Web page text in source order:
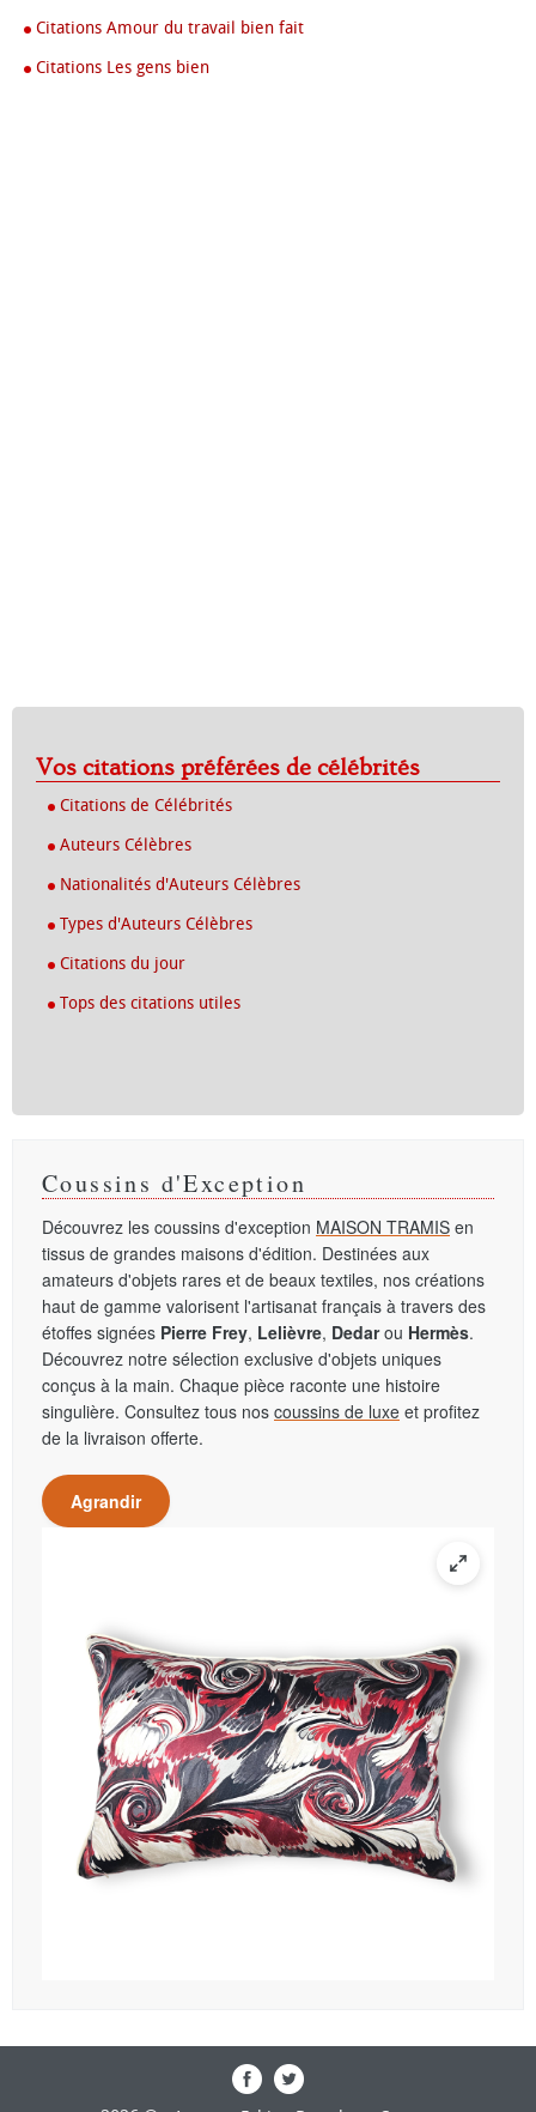
Citations Amour du travail bien fait
Citations Les gens bien
Vos citations préférées de célébrités
Citations de Célébrités
Auteurs Célèbres
Nationalités d'Auteurs Célèbres
Types d'Auteurs Célèbres
Citations du jour
Tops des citations utiles
Coussins d'Exception
Découvrez les coussins d'exception MAISON TRAMIS en
tissus de grandes maisons d'édition. Destinées aux
amateurs d'objets rares et de beaux textiles, nos créations
haut de gamme valorisent l'artisanat français à travers des
étoffes signées Pierre Frey, Lelièvre, Dedarou Hermès.
Découvrez notre sélection exclusive d'objets uniques
conçus à la main. Chaque pièce raconte une histoire
singulière. Consultez tous nos coussins de luxe et profitez
de la livraison offerte.
Agrandir